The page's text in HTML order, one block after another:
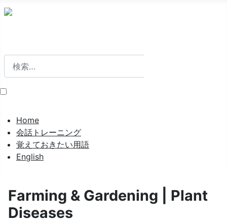
Home
会話トレーニング
覚えておきたい用語
English
Farming & Gardening | Plant
Diseases